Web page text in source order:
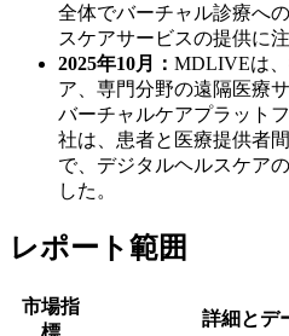
全体でバーチャル診療へ
スケアサービスの提供に注
2025年10月： MDLIVEは
ア、専門分野の遠隔医療
バーチャルケアプラット
社は、患者と医療提供者
で、デジタルヘルスケア
した。
レポート範囲
市場指
標
詳細とデ